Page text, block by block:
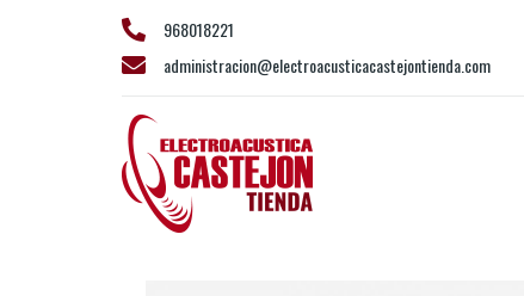
968018221
administracion@electroacusticacastejontienda.com